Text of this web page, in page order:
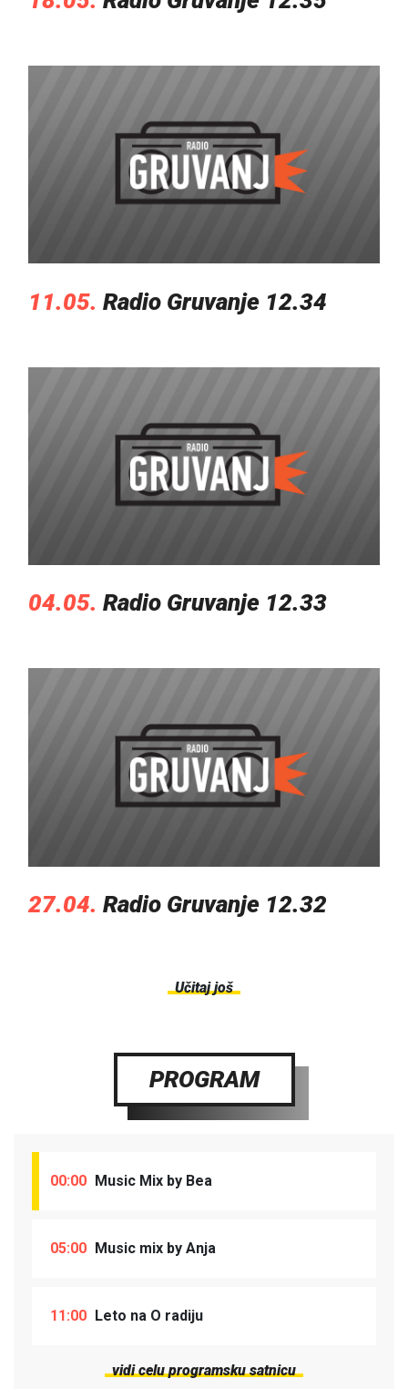
11.05. Radio Gruvanje 12.34
04.05. Radio Gruvanje 12.33
27.04. Radio Gruvanje 12.32
Učitaj još
PROGRAM
00:00 Music Mix by Bea
05:00 Music mix by Anja
11:00 Leto na O radiju
vidi celu programsku satnicu